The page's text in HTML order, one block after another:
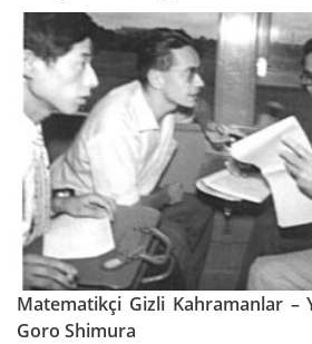
Matematikçi Gizli Kahramanlar –
Goro Shimura